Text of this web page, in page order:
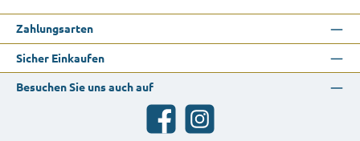
Zahlungsarten
Sicher Einkaufen
Besuchen Sie uns auch auf
Facebook Instagram